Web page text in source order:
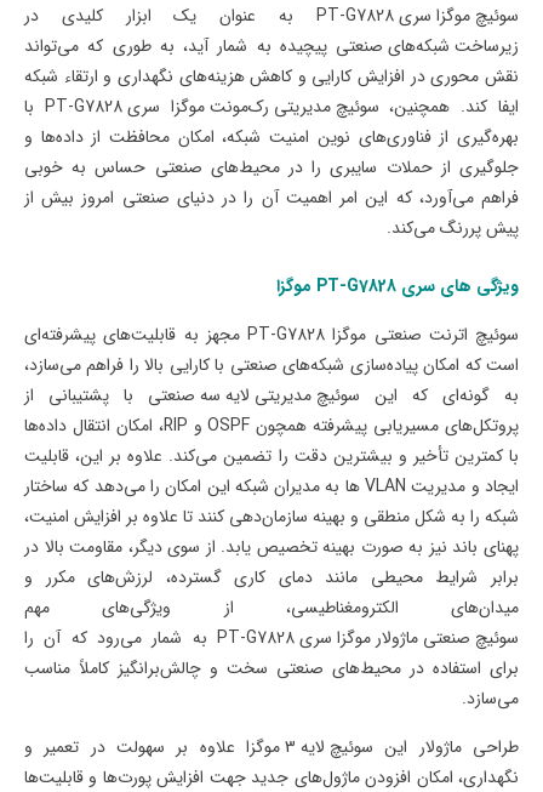
سوئیچ موگزا سریPT-G7828
به عنوان یک ابزار کلیدی در
زیرساخت‌ شبکه‌های صنعتی پیچیده به شمار آید، به طوری که می‌تواند
نقش محوری در افزایش کارایی و کاهش هزینه‌های نگهداری و ارتقاء شبکه
ایفا کند. همچنین، سوئیچ مدیریتی رک‌مونت موگزا سریPT-G7828 با
بهره‌گیری از فناوری‌های نوین امنیت شبکه، امکان محافظت از داده‌ها و
جلوگیری از حملات سایبری را در محیط‌های صنعتی حساس به خوبی
فراهم می‌آورد، که این امر اهمیت آن‌ را در دنیای صنعتی امروز بیش از
پیش پررنگ می‌کند.
ویژگی های سری PT-G7828 موگزا
سوئیچ اترنت صنعتی موگزا PT-G7828 مجهز به قابلیت‌های پیشرفته‌ای
است که امکان پیاده‌سازی شبکه‌های صنعتی با کارایی بالا را فراهم می‌سازد،
به گونه‌ای که این سوئیچ مدیریتی لایه سه صنعتی با پشتیبانی از
پروتکل‌های مسیریابی پیشرفته همچونOSPF و RIP، امکان انتقال داده‌ها
با کمترین تأخیر و بیشترین دقت را تضمین می‌کند. علاوه بر این، قابلیت
ایجاد و مدیریتVLANها به مدیران شبکه این امکان را می‌دهد که ساختار
شبکه را به شکل منطقی و بهینه سازمان‌دهی کنند تا علاوه بر افزایش امنیت،
پهنای باند نیز به صورت بهینه تخصیص یابد. از سوی دیگر، مقاومت بالا در
برابر شرایط محیطی مانند دمای کاری گسترده، لرزش‌های مکرر و
میدان‌های الکترومغناطیسی، از ویژگی‌های مهم
سوئیچ صنعتی ماژولار موگزا سریPT-G7828 به شمار می‌رود که آن را
برای استفاده در محیط‌های صنعتی سخت و چالش‌برانگیز کاملاً مناسب
می‌سازد.
طراحی ماژولار این سوئیچ لایه 3 موگزا
علاوه بر سهولت در تعمیر و
نگهداری، امکان افزودن ماژول‌های جدید جهت افزایش پورت‌ها و قابلیت‌ها